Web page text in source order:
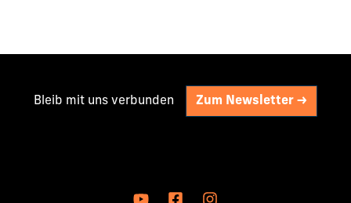
Bleib mit uns verbunden Zum Newsletter ->